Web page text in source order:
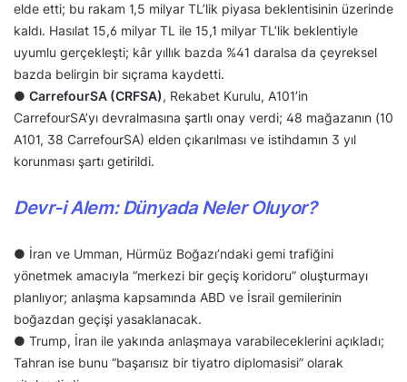
elde etti; bu rakam 1,5 milyar TL’lik piyasa beklentisinin üzerinde
kaldı. Hasılat 15,6 milyar TL ile 15,1 milyar TL’lik beklentiyle
uyumlu gerçekleşti; kâr yıllık bazda %41 daralsa da çeyreksel
bazda belirgin bir sıçrama kaydetti.
● CarrefourSA (CRFSA), Rekabet Kurulu, A101’in
CarrefourSA’yı devralmasına şartlı onay verdi; 48 mağazanın (10
A101, 38 CarrefourSA) elden çıkarılması ve istihdamın 3 yıl
korunması şartı getirildi.
Devr-i Alem: Dünyada Neler Oluyor?
● İran ve Umman, Hürmüz Boğazı’ndaki gemi trafiğini
yönetmek amacıyla “merkezi bir geçiş koridoru” oluşturmayı
planlıyor; anlaşma kapsamında ABD ve İsrail gemilerinin
boğazdan geçişi yasaklanacak.
● Trump, İran ile yakında anlaşmaya varabileceklerini açıkladı;
Tahran ise bunu “başarısız bir tiyatro diplomasisi” olarak